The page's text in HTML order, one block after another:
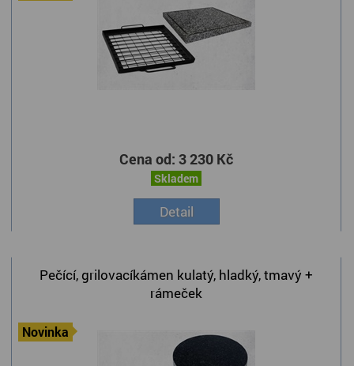
Cena od: 3 230 Kč
Skladem
Detail
Pečící, grilovacíkámen kulatý, hladký, tmavý +
rámeček
Novinka